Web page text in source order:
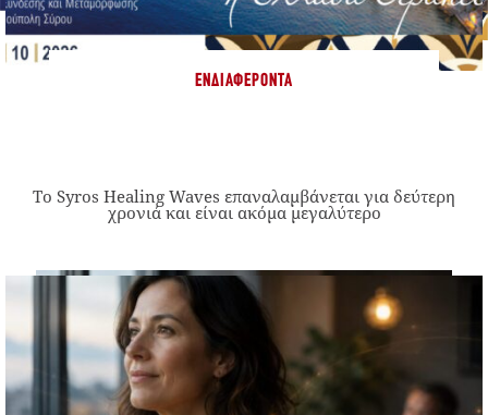
ΕΝΔΙΑΦΈΡΟΝΤΑ
Το Syros Healing Waves επαναλαμβάνεται για δεύτερη
χρονιά και είναι ακόμα μεγαλύτερο